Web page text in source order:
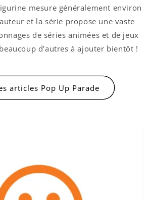
mesure généralement environ
et la série propose une vaste
de séries animées et de jeux
d'autres à ajouter bientôt !
articles Pop Up Parade
précédemment enregistrés.
Se connecter